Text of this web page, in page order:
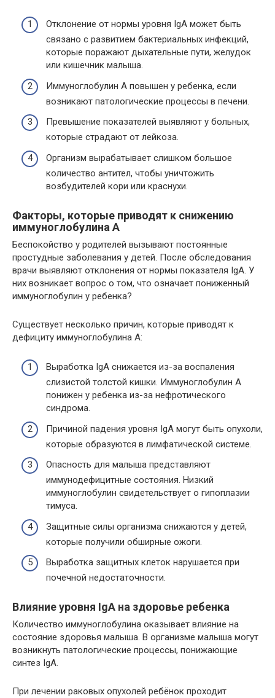
Отклонение от нормы уровня IgA может быть
связано с развитием бактериальных инфекций,
которые поражают дыхательные пути, желудок
или кишечник малыша.
Иммуноглобулин A повышен у ребенка, если
возникают патологические процессы в печени.
Превышение показателей выявляют у больных,
которые страдают от лейкоза.
Организм вырабатывает слишком большое
количество антител, чтобы уничтожить
возбудителей кори или краснухи.
Факторы, которые приводят к снижению
иммуноглобулина A
Беспокойство у родителей вызывают постоянные
простудные заболевания у детей. После обследования
врачи выявляют отклонения от нормы показателя IgA. У
них возникает вопрос о том, что означает пониженный
иммуноглобулин у ребенка?
Существует несколько причин, которые приводят к
дефициту иммуноглобулина A:
Выработка IgA снижается из-за воспаления
слизистой толстой кишки. Иммуноглобулин A
понижен у ребенка из-за нефротического
синдрома.
Причиной падения уровня IgA могут быть опухоли,
которые образуются в лимфатической системе.
Опасность для малыша представляют
иммунодефицитные состояния. Низкий
иммуноглобулин свидетельствует о гипоплазии
тимуса.
Защитные силы организма снижаются у детей,
которые получили обширные ожоги.
Выработка защитных клеток нарушается при
почечной недостаточности.
Влияние уровня IgA на здоровье ребенка
Количество иммуноглобулина оказывает влияние на
состояние здоровья малыша. В организме малыша могут
возникнуть патологические процессы, понижающие
синтез IgA.
При лечении раковых опухолей ребёнок проходит